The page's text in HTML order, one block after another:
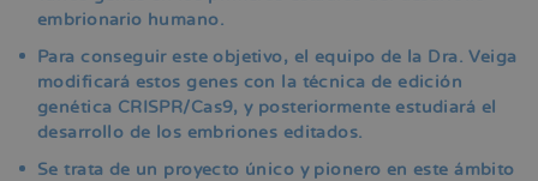
embrionario humano.
Para conseguir este objetivo, el equipo de la Dra. Veiga
modificará estos genes con la técnica de edición
genética CRISPR/Cas9, y posteriormente estudiará el
desarrollo de los embriones editados.
Se trata de un proyecto único y pionero en este ámbito